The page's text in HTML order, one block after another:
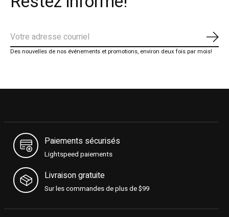
Des nouvelles de nos événements et promotions, environ deux fois par mois!
Paiements sécurisés
Lightspeed paiements
Livraison gratuite
Sur les commandes de plus de $99